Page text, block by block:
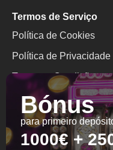
Bónus
para primeiro
1000€ +
Termos de Serviço
Política de Cookies
Política de Privacidade
Termos e Condições
Jogo Responsável
Contactos
+599 9 2991408